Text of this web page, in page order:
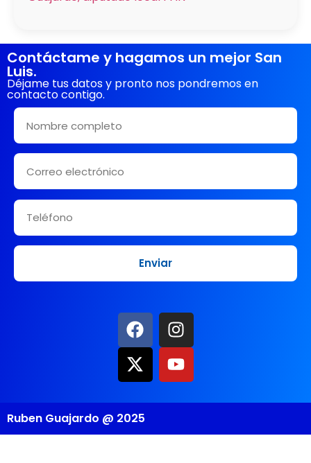
Contáctame y hagamos un mejor San
Luis.
Déjame tus datos y pronto nos pondremos en
contacto contigo.
Ruben Guajardo @ 2025